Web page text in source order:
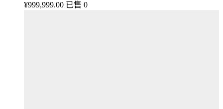
¥999,999.00 已售 0